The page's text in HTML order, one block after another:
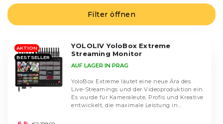
r
o
d
Günstigste
Filter öffnen
L
AKTION
BESTSELLER
YOLOLIV YoloBox Extreme
Streaming Monitor
durchschnittliche
AUF LAGER IN PRAG
YoloBox Extreme läutet eine neue Ära des
Live-Streamings und der Videoproduktion ein.
Es wurde für Kameraleute, Profis und Kreative
entwickelt, die maximale Leistung in...